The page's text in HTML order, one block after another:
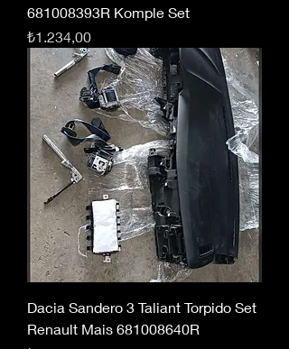
681008393R Komple Set
Fiyat
₺1.234,00
Dacia Sandero 3 Taliant Torpido Set
Renault Mais 681008640R